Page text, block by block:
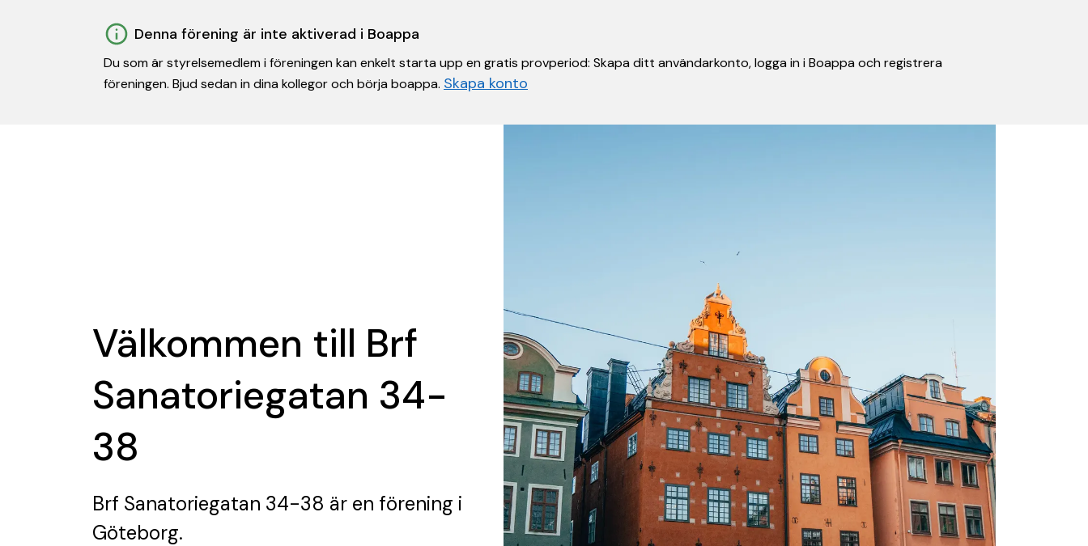
Denna förening är inte aktiverad i Boappa
Du som är styrelsemedlem i föreningen kan enkelt starta upp en gratis provperiod: Skapa ditt användarkonto, logga in i Boappa och registrera
föreningen. Bjud sedan in dina kollegor och börja boappa. Skapa konto
Välkommen till Brf
Sanatoriegatan 34-
38
Brf Sanatoriegatan 34-38 är en förening i
Göteborg.